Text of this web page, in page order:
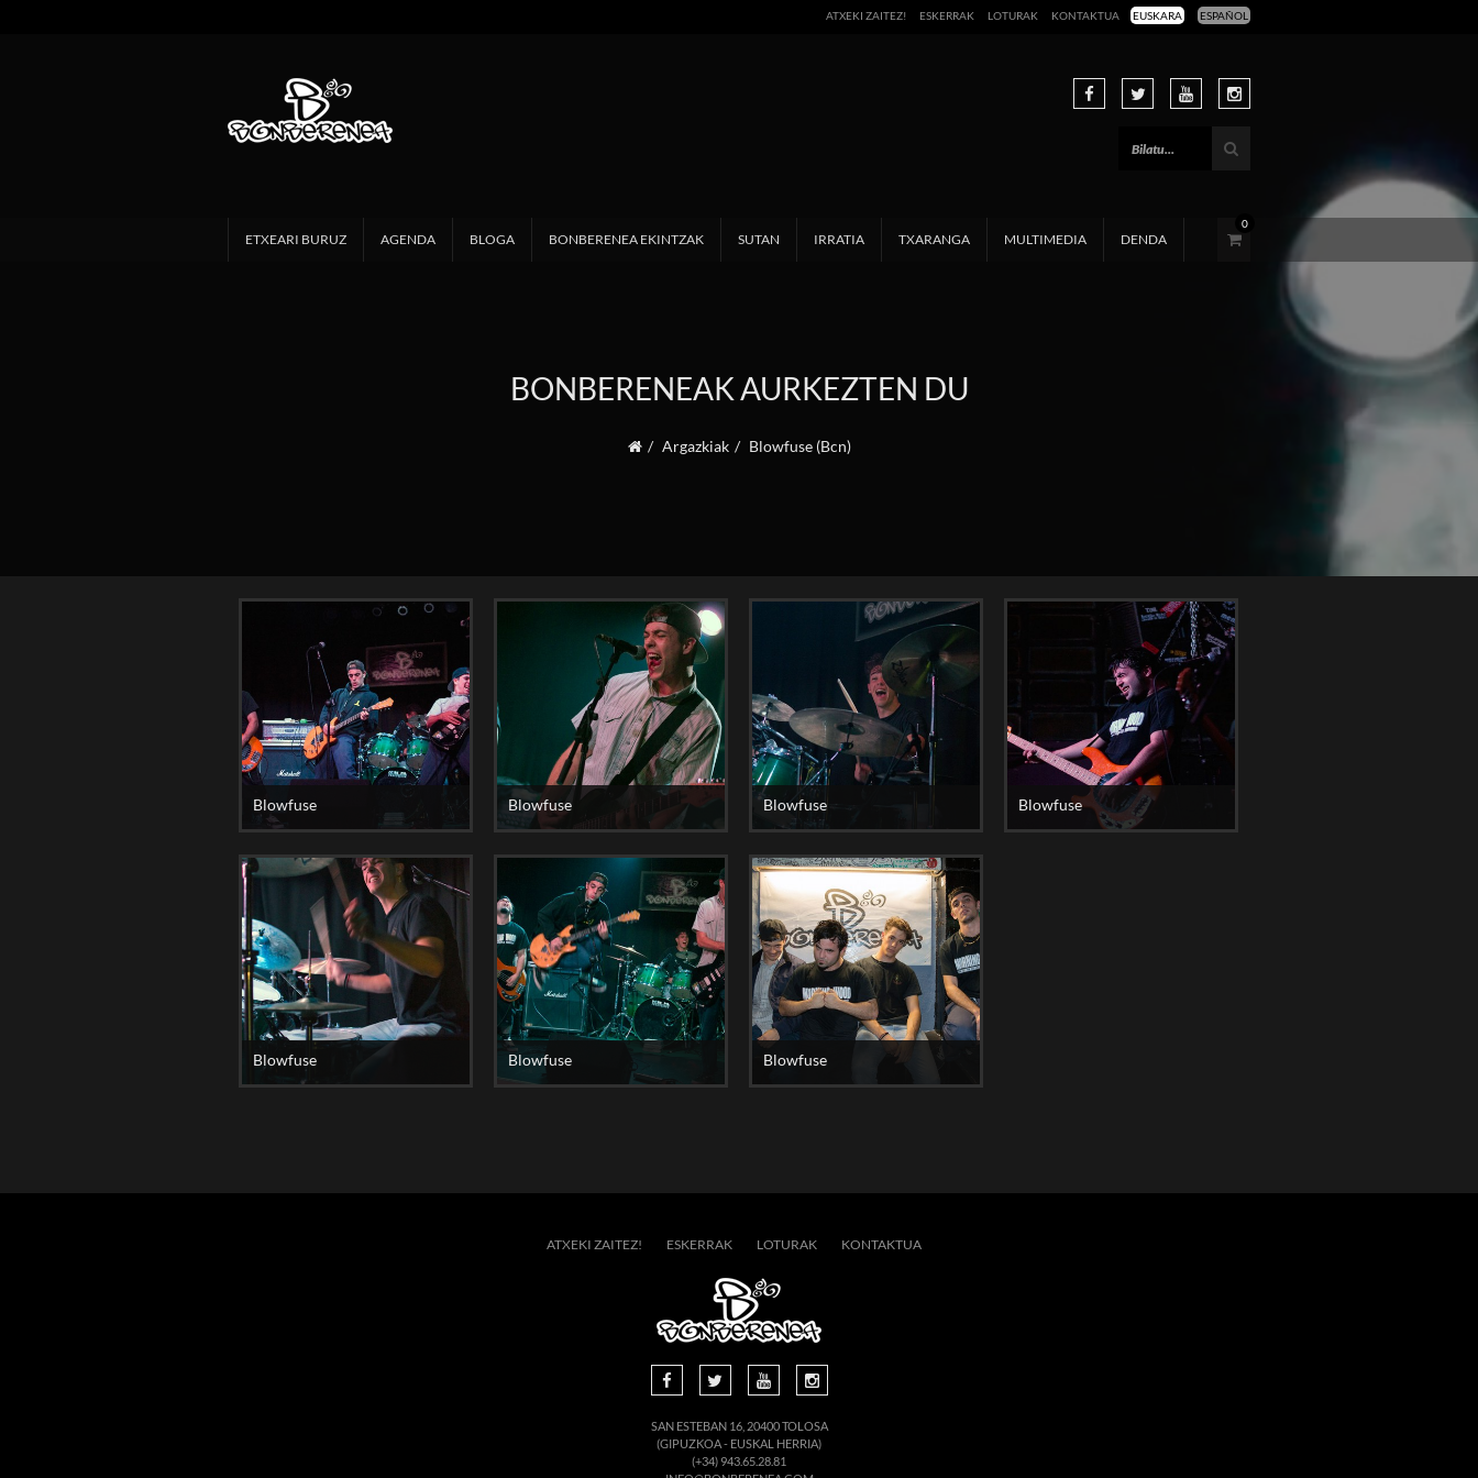
EUSKARA ESPAÑOL
ATXEKI ZAITEZ! ESKERRAK LOTURAK KONTAKTUA
ETXEARI BURUZ AGENDA BLOGA BONBERENEA EKINTZAK SUTAN IRRATIA TXARANGA MULTIMEDIA DENDA
0
BONBERENEAK AURKEZTEN DU
Argazkiak Blowfuse (Bcn)
Blowfuse Blowfuse Blowfuse Blowfuse
Blowfuse Blowfuse Blowfuse
ATXEKI ZAITEZ! ESKERRAK LOTURAK KONTAKTUA
SAN ESTEBAN 16, 20400 TOLOSA
(GIPUZKOA - EUSKAL HERRIA)
(+34) 943.65.28.81